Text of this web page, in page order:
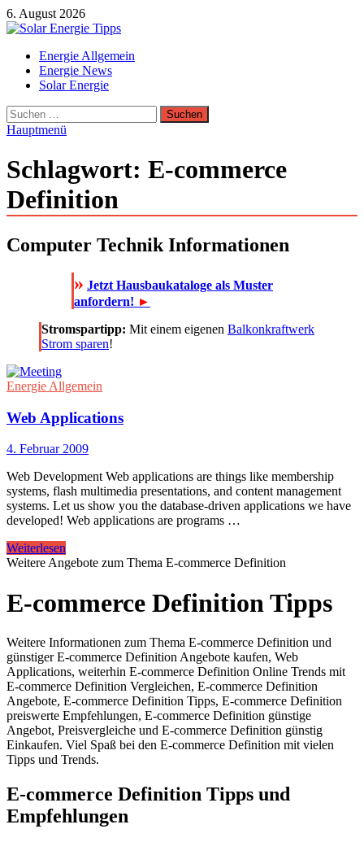
Zum
Inhalt
6. August 2026
Solar Energie Tipps
Solar Energie und Photovoltaik Informationen und Tipps
Energie Allgemein
Energie News
Solar Energie
Suchen
nach:
Hauptmenü
Schlagwort: E-commerce
Definition
Computer Technik Informationen
» Jetzt Hausbaukataloge als Muster
anfordern! ►
Stromspartipp: Mit einem eigenen Balkonkraftwerk
Strom sparen!
Energie Allgemein
Web Applications
4. Februar 2009
Web Development Web applications are things like membership
systems, flash multimedia presentations, and content management
systems. Let us show you the database-driven applications we have
developed! Web applications are programs …
Weiterlesen
Weitere Angebote zum Thema E-commerce Definition
E-commerce Definition Tipps
Weitere Informationen zum Thema E-commerce Definition und
günstiger E-commerce Definition Angebote kaufen, Web
Applications, weiterhin E-commerce Definition Online Trends mit
E-commerce Definition Vergleichen, E-commerce Definition
Angebote, E-commerce Definition Tipps, E-commerce Definition
preiswerte Empfehlungen, E-commerce Definition günstige
Angebot, Preisvergleiche und E-commerce Definition günstig
Einkaufen. Viel Spaß bei den E-commerce Definition mit vielen
Tipps und Trends.
E-commerce Definition Tipps und
Empfehlungen